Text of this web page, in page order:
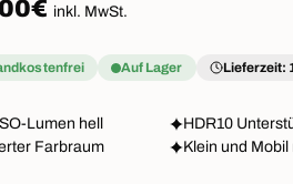
Preis
inkl. MwSt.
Auf Lager Lieferzeit:
Lumen hell
Farbraum
HDR10
Klein und Mobil